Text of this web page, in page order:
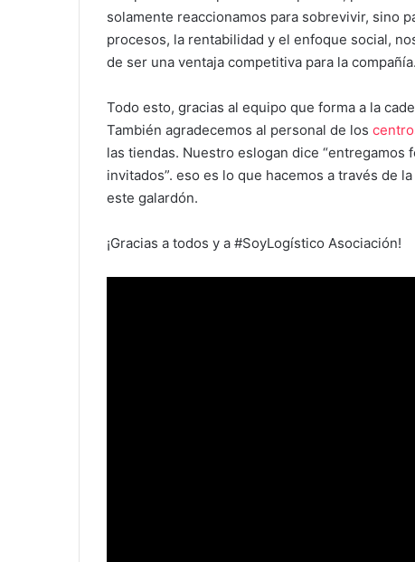
solamente reaccionamos para sobrevivir, sino
procesos, la rentabilidad y el enfoque social,
de ser una ventaja competitiva para la compañía.
Todo esto, gracias al equipo que forma a la
También agradecemos al personal de los
las tiendas. Nuestro eslogan dice
invitados”. eso es lo que hacemos a través de
este galardón.
¡Gracias a todos y a #SoyLogístico Asociación!